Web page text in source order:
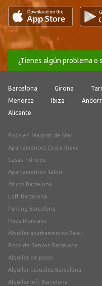
¿Tienes algún problema o
Barcelona Girona
Menorca
Ibiza
Alicante
Pisos en Malgrat de Mar
Apartamentos Costa Brava
Casas Pirineos
Apartamentos Salou
Áticos Barcelona
Loft Barcelona
Parking Barcelona
Pisos Maresme
Alquiler apartamentos Salou
Pisos de Bancos Barcelona
Alquiler de pisos
Alquiler estudios Barcelona
Alquiler loft Barcelona